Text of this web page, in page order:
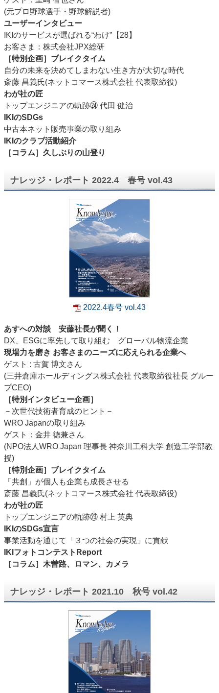
(元プロ野球選手・野球解説者)
ユーザーインタビュー
IKIのサービスが選ばれる“わけ”【28】
お客さま：株式会社JPX総研
［特別企画］ブレイクタイム
自分の未来を決めてしまわない生き方が大切な時代
斎藤 昌義氏(ネットコマース株式会社 代表取締役)
わが社の匠
トップエンジニアの軌跡㉔ 代田 健治
IKIのSDGs
中古本ネット販売事業の取り組み
IKIのクラブ活動紹介
［コラム］久しぶりの山登り
ナレッジ・レポート 2022.4 春号 vol.43
2022.4春号 vol.43
あすへの対談 安藤社長が聞く！
DX、ESGに率先して取り組む グローバル物流企業
現場力を磨き お客さまのニーズに応えられる企業へ
ゲスト : 古賀 博文さん
(三井倉庫ホールディングス株式会社 代表取締役社長 グルー
プCEO)
［特別インタビュー企画］
－次世代技術者育成のヒント－
WRO Japanの取り組み
ゲスト：金井 徳兼さん
(NPO法人WRO Japan 理事長 神奈川工科大学 創造工学部教
授)
［特別企画］ブレイクタイム
「共創」が個人も企業も成長させる
斎藤 昌義氏(ネットコマース株式会社 代表取締役)
わが社の匠
トップエンジニアの軌跡㉓ 村上 英典
IKIのSDGs宣言
事業活動を通じて「３つの社会の実現」に貢献
IKIフォトコンテストReport
［コラム］木曽路、ロマン、カメラ
ナレッジ・レポート 2021.10 秋号 vol.42